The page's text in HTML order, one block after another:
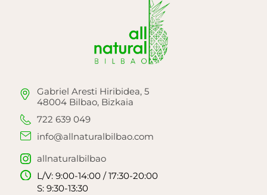
Gabriel Aresti Hiribidea, 5
48004 Bilbao, Bizkaia
722 639 049
info@allnaturalbilbao.com
allnaturalbilbao
L/V: 9:00-14:00 / 17:30-20:00
S: 9:30-13:30